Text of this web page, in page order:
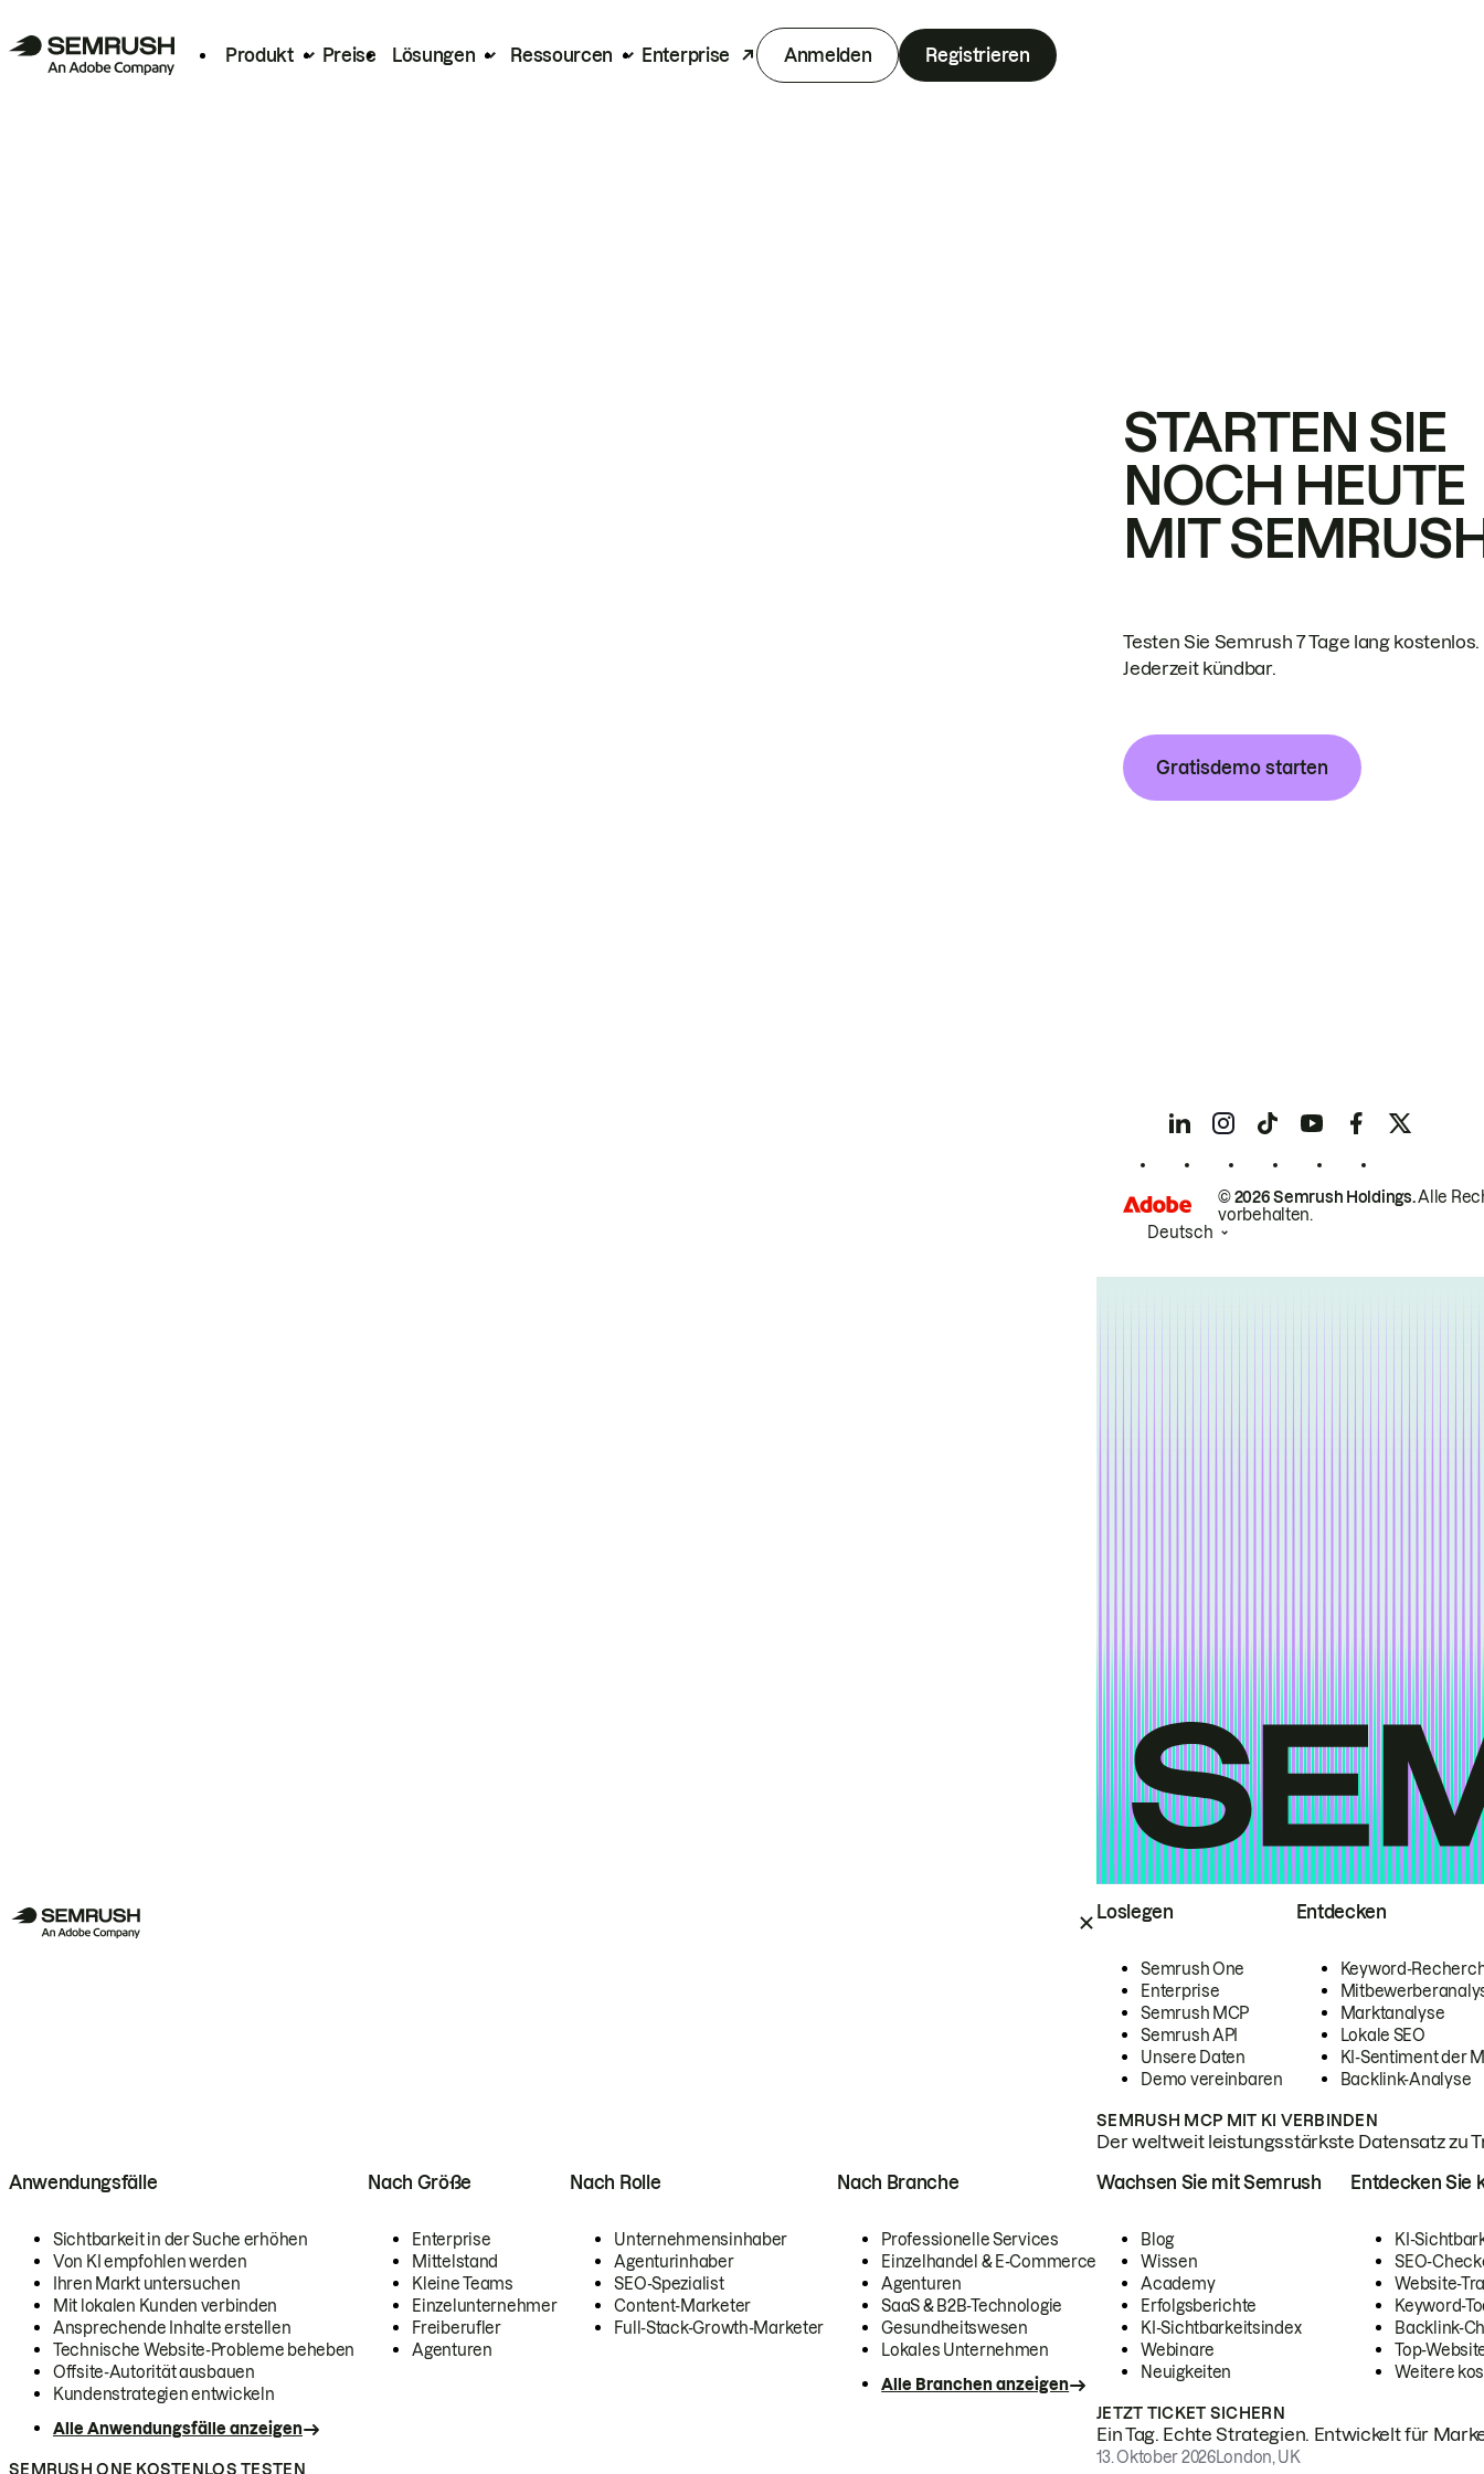
Produkt Preise Lösungen Ressourcen Enterprise Anmelden Registrieren
Loslegen
Semrush One
Enterprise
Semrush MCP
Semrush API
Unsere Daten
Demo vereinbaren
Entdecken
Keyword-
Marktanalyse
Lokale SEO
KI-Sentiment der
Backlink-Analyse
SEMRUSH MCP MIT KI VERBINDEN
Der weltweit leistungsstärkste Datensatz zu
Anwendungsfälle
Sichtbarkeit in der Suche erhöhen
Von KI empfohlen werden
Ihren Markt untersuchen
Mit lokalen Kunden verbinden
Ansprechende Inhalte erstellen
Technische Website-Probleme beheben
Offsite-Autorität ausbauen
Kundenstrategien entwickeln
Alle Anwendungsfälle anzeigen
Nach Größe
Enterprise
Mittelstand
Kleine Teams
Einzelunternehmer
Freiberufler
Agenturen
Nach Rolle
Unternehmensinhaber
Agenturinhaber
SEO-Spezialist
Content-Marketer
Full-Stack-Growth-Marketer
Nach Branche
Professionelle Services
Einzelhandel & E-Commerce
Agenturen
SaaS & B2B-Technologie
Gesundheitswesen
Lokales Unternehmen
Alle Branchen anzeigen
SEMRUSH ONE KOSTENLOS TESTEN
Wachsen Sie mit Semrush
Blog
Wissen
Academy
Erfolgsberichte
KI-Sichtbarkeitsindex
Webinare
Neuigkeiten
Entdecken Sie
KI-
SEO-
Website-
Keyword-
Backlink-
Top-
Weitere
JETZT TICKET SICHERN
Ein Tag. Echte Strategien. Entwickelt für
13. Oktober 2026London, UK
STARTEN SIE
NOCH HEUTE
MIT
Testen Sie Semrush 7 Tage lang kostenlos.
Jederzeit kündbar.
Gratisdemo starten
© 2026 Semrush Holdings.Alle
vorbehalten.
Deutsch